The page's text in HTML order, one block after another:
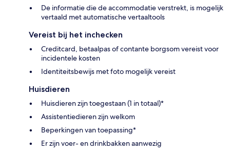
De informatie die de accommodatie verstrekt, is mogelijk
vertaald met automatische vertaaltools
Vereist bij het inchecken
Creditcard, betaalpas of contante borgsom vereist voor
incidentele kosten
Identiteitsbewijs met foto mogelijk vereist
Huisdieren
Huisdieren zijn toegestaan (1 in totaal)*
Assistentiedieren zijn welkom
Beperkingen van toepassing*
Er zijn voer- en drinkbakken aanwezig